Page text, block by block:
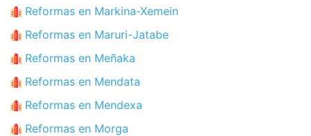
Reformas en Markina-Xemein
Reformas en Maruri-Jatabe
Reformas en Meñaka
Reformas en Mendata
Reformas en Mendexa
Reformas en Morga